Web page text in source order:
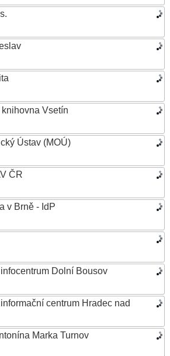
Vsetín
Ústav (MOÚ)
ČR
v Brně - IdP
Dolní Bousov
centrum Hradec nad
Marka Turnov